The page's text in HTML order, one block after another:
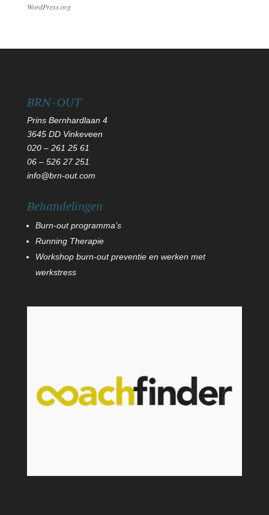
WordPress.org
BRN-OUT
Prins Bernhardlaan 4
3645 DD Vinkeveen
020 – 261 25 61
06 –526 27 251
info@brn-out.com
Behandelingen
Burn-out programma’s
Running Therapie
Workshop burn-out preventie en werken met
werkstress